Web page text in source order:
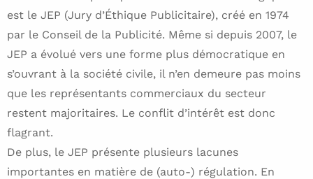
est le JEP (Jury d’Éthique Publicitaire), créé en 1974
par le Conseil de la Publicité. Même si depuis 2007, le
JEP a évolué vers une forme plus démocratique en
s’ouvrant à la société civile, il n’en demeure pas moins
que les représentants commerciaux du secteur
restent majoritaires. Le conflit d’intérêt est donc
flagrant.
De plus, le JEP présente plusieurs lacunes
importantes en matière de (auto-) régulation. En